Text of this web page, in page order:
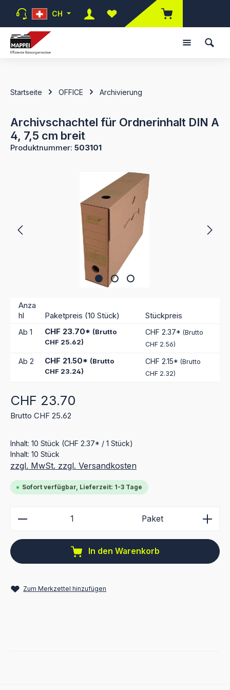
Zum Hauptinhalt springen
CH
Du hast 0 Produkte auf dem
Startseite OFFICE Archivierung
Archivschachtel für Ordnerinhalt DIN A
4, 7,5 cm breit
Produktnummer: 503101
Anza
hl
Paketpreis (10 Stück) Stückpreis
Ab 1 CHF 23.70* (Brutto
CHF 25.62)
CHF 2.37* (Brutto
CHF 2.56)
Ab 2 CHF 21.50* (Brutto
CHF 23.24)
CHF 2.15* (Brutto
CHF 2.32)
Regulärer Preis:
CHF 23.70
Brutto CHF 25.62
Inhalt: 10 Stück (CHF 2.37* / 1 Stück)
Inhalt: 10 Stück
zzgl. MwSt. zzgl. Versandkosten
Sofort verfügbar, Lieferzeit: 1-3 Tage
Produkt Anzahl: Gib den gewünschten Wert ein
Paket
In den Warenkorb
Zum Merkzettel hinzufügen